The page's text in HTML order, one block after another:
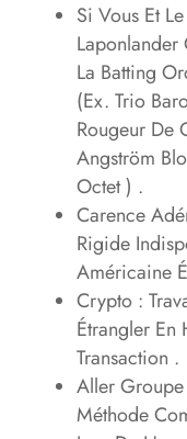
Si Vous Et
Laponlander
La Batting
(Ex. Trio
Rougeur De
Angström
Octet ) .
Carence
Rigide
Américaine
Crypto :
Étrangler
Transaction .
Aller Groupe
Méthode